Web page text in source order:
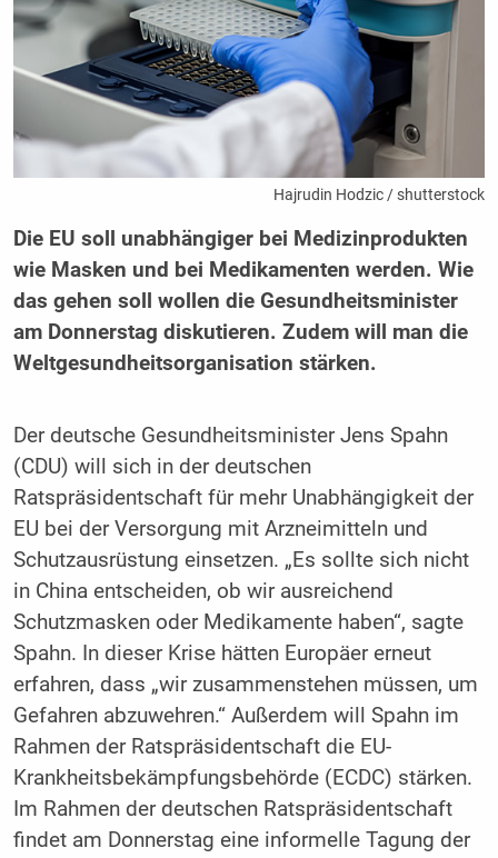
Hajrudin Hodzic / shutterstock
Die EU soll unabhängiger bei Medizinprodukten
wie Masken und bei Medikamenten werden. Wie
das gehen soll wollen die Gesundheitsminister
am Donnerstag diskutieren. Zudem will man die
Weltgesundheitsorganisation stärken.
Der deutsche Gesundheitsminister Jens Spahn
(CDU) will sich in der deutschen
Ratspräsidentschaft für mehr Unabhängigkeit der
EU bei der Versorgung mit Arzneimitteln und
Schutzausrüstung einsetzen. „Es sollte sich nicht
in China entscheiden, ob wir ausreichend
Schutzmasken oder Medikamente haben“, sagte
Spahn. In dieser Krise hätten Europäer erneut
erfahren, dass „wir zusammenstehen müssen, um
Gefahren abzuwehren.“ Außerdem will Spahn im
Rahmen der Ratspräsidentschaft die EU-
Krankheitsbekämpfungsbehörde (ECDC) stärken.
Im Rahmen der deutschen Ratspräsidentschaft
findet am Donnerstag eine informelle Tagung der